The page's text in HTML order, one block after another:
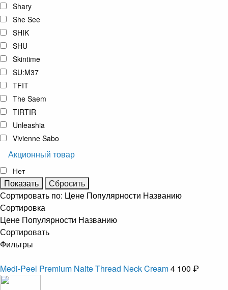
Shary
She See
SHIK
SHU
Skintime
SU:M37
TFIT
The Saem
TIRTIR
Unleashia
Vivienne Sabo
Акционный товар
Нет
Сортировать по: Цене Популярности Названию
Сортировка
Цене Популярности Названию
Сортировать
Фильтры
Medi-Peel Premium Naite Thread Neck Cream4 100 ₽